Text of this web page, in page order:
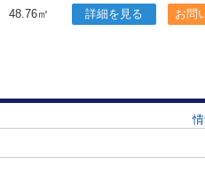
48.76㎡ 詳細を見る お問